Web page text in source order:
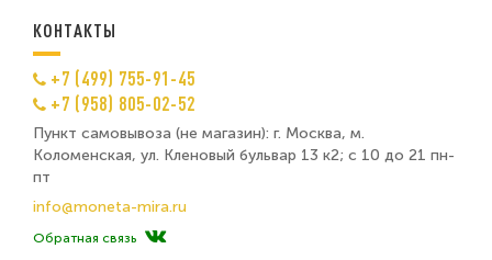
КОНТАКТЫ
+7 (499) 755-91-45
+7 (958) 805-02-52
Пункт самовывоза (не магазин): г. Москва, м.
Коломенская, ул. Кленовый бульвар 13 к2; с 10 до 21 пн-
пт
info@moneta-mira.ru
Обратная связь